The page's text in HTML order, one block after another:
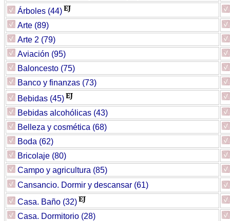
Árboles (44)
Arte (89)
Arte 2 (79)
Aviación (95)
Baloncesto (75)
Banco y finanzas (73)
Bebidas (45)
Bebidas alcohólicas (43)
Belleza y cosmética (68)
Boda (62)
Bricolaje (80)
Campo y agricultura (85)
Cansancio. Dormir y descansar (61)
Casa. Baño (32)
Casa. Dormitorio (28)